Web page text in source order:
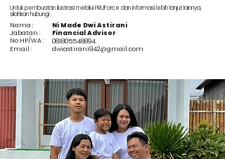
Untuk pembuatan ilustrasi melalui PRUForce dan informasi lebih lanjut lainnya,
silahkan hubungi :
Nama :
Ni Made Dwi Astirani
Jabatan :
Financial Advisor
No HP/WA :
081805548894
Email :
dwiastirani942@gmail.com